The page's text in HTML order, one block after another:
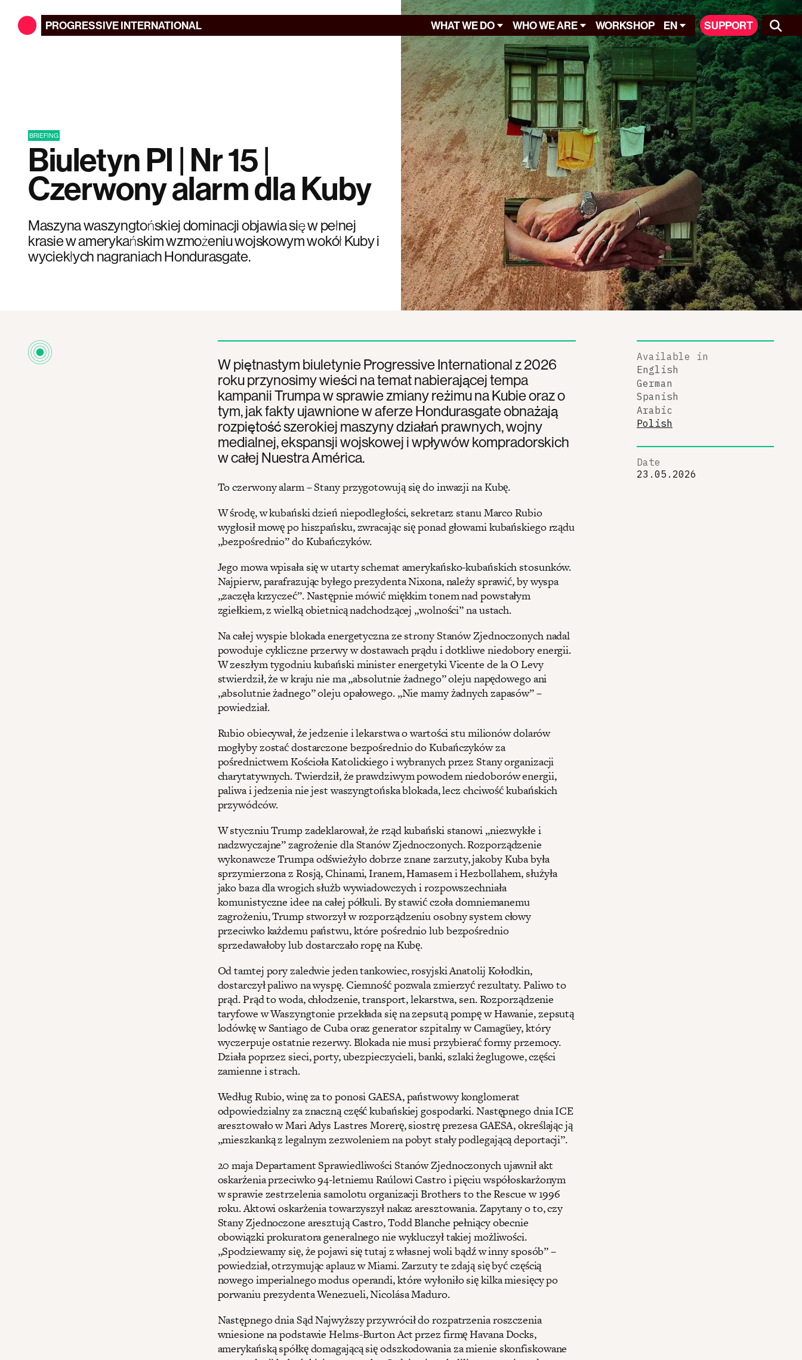
PROGRESSIVEINTERNATIONAL WHAT WE DO WHO WE ARE WORKSHOP EN SUPPORT
BRIEFING
Biuletyn PI | Nr 15 |
Czerwony alarm dla Kuby
Maszyna waszyngtońskiej dominacji objawia się w pełnej
krasie w amerykańskim wzmożeniu wojskowym wokół Kuby i
wyciekłych nagraniach Hondurasgate.
W piętnastym biuletynie Progressive International z 2026
roku przynosimy wieści na temat nabierającej tempa
kampanii Trumpa w sprawie zmiany reżimu na Kubie oraz o
tym, jak fakty ujawnione w aferze Hondurasgate obnażają
rozpiętość szerokiej maszyny działań prawnych, wojny
medialnej, ekspansji wojskowej i wpływów kompradorskich
w całej Nuestra América.
To czerwony alarm – Stany przygotowują się do inwazji na Kubę.
W środę, w kubański dzień niepodległości, sekretarz stanu Marco Rubio
wygłosił mowę po hiszpańsku, zwracając się ponad głowami kubańskiego rządu
„bezpośrednio” do Kubańczyków.
Jego mowa wpisała się w utarty schemat amerykańsko-kubańskich stosunków.
Najpierw, parafrazując byłego prezydenta Nixona, należy sprawić, by wyspa
„zaczęła krzyczeć”. Następnie mówić miękkim tonem nad powstałym
zgiełkiem, z wielką obietnicą nadchodzącej „wolności” na ustach.
Na całej wyspie blokada energetyczna ze strony Stanów Zjednoczonych nadal
powoduje cykliczne przerwy w dostawach prądu i dotkliwe niedobory energii.
W zeszłym tygodniu kubański minister energetyki Vicente de la O Levy
stwierdził, że w kraju nie ma „absolutnie żadnego” oleju napędowego ani
„absolutnie żadnego” oleju opałowego. „Nie mamy żadnych zapasów” –
powiedział.
Rubio obiecywał, że jedzenie i lekarstwa o wartości stu milionów dolarów
mogłyby zostać dostarczone bezpośrednio do Kubańczyków za
pośrednictwem Kościoła Katolickiego i wybranych przez Stany organizacji
charytatywnych. Twierdził, że prawdziwym powodem niedoborów energii,
paliwa i jedzenia nie jest waszyngtońska blokada, lecz chciwość kubańskich
przywódców.
W styczniu Trump zadeklarował, że rząd kubański stanowi „niezwykłe i
nadzwyczajne” zagrożenie dla Stanów Zjednoczonych. Rozporządzenie
wykonawcze Trumpa odświeżyło dobrze znane zarzuty, jakoby Kuba była
sprzymierzona z Rosją, Chinami, Iranem, Hamasem i Hezbollahem, służyła
jako baza dla wrogich służb wywiadowczych i rozpowszechniała
komunistyczne idee na całej półkuli. By stawić czoła domniemanemu
zagrożeniu, Trump stworzył w rozporządzeniu osobny system cłowy
przeciwko każdemu państwu, które pośrednio lub bezpośrednio
sprzedawałoby lub dostarczało ropę na Kubę.
Od tamtej pory zaledwie jeden tankowiec, rosyjski Anatolij Kołodkin,
dostarczył paliwo na wyspę. Ciemność pozwala zmierzyć rezultaty. Paliwo to
prąd. Prąd to woda, chłodzenie, transport, lekarstwa, sen. Rozporządzenie
taryfowe w Waszyngtonie przekłada się na zepsutą pompę w Hawanie, zepsutą
lodówkę w Santiago de Cuba oraz generator szpitalny w Camagüey, który
wyczerpuje ostatnie rezerwy. Blokada nie musi przybierać formy przemocy.
Działa poprzez sieci, porty, ubezpieczycieli, banki, szlaki żeglugowe, części
zamienne i strach.
Według Rubio, winę za to ponosi GAESA, państwowy konglomerat
odpowiedzialny za znaczną część kubańskiej gospodarki. Następnego dnia ICE
aresztowało w Mari Adys Lastres Morerę, siostrę prezesa GAESA, określając ją
„mieszkanką z legalnym zezwoleniem na pobyt stały podlegającą deportacji”.
20 maja Departament Sprawiedliwości Stanów Zjednoczonych ujawnił akt
oskarżenia przeciwko 94-letniemu Raúlowi Castro i pięciu współoskarżonym
w sprawie zestrzelenia samolotu organizacji Brothers to the Rescue w 1996
roku. Aktowi oskarżenia towarzyszył nakaz aresztowania. Zapytany o to, czy
Stany Zjednoczone aresztują Castro, Todd Blanche pełniący obecnie
obowiązki prokuratora generalnego nie wykluczył takiej możliwości.
„Spodziewamy się, że pojawi się tutaj z własnej woli bądź w inny sposób” –
powiedział, otrzymując aplauz w Miami. Zarzuty te zdają się być częścią
nowego imperialnego modus operandi, które wyłoniło się kilka miesięcy po
porwaniu prezydenta Wenezueli, Nicolása Maduro.
Następnego dnia Sąd Najwyższy przywrócił do rozpatrzenia roszczenia
wniesione na podstawie Helms-Burton Act przez firmę Havana Docks,
amerykańską spółkę domagającą się odszkodowania za mienie skonfiskowane
Available in
English
German
Spanish
Arabic
Polish
Date
23.05.2026